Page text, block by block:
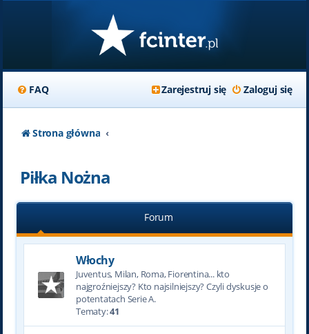
FAQ Zaloguj się
Zarejestruj się
Strona główna
Piłka Nożna
Forum
Włochy
Juventus, Milan, Roma, Fiorentina... kto
najgroźniejszy? Kto najsilniejszy? Czyli dyskusje o
potentatach Serie A.
Tematy:41